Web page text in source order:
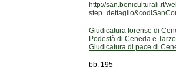
Giudicatura forense di
Podestà di Ceneda e Tarzo
Giudicatura di pace di
bb. 195